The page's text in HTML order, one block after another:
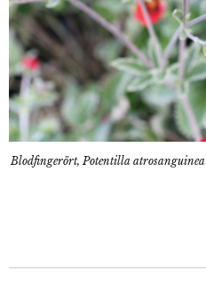
Blodfingerört, Potentilla atrosanguinea